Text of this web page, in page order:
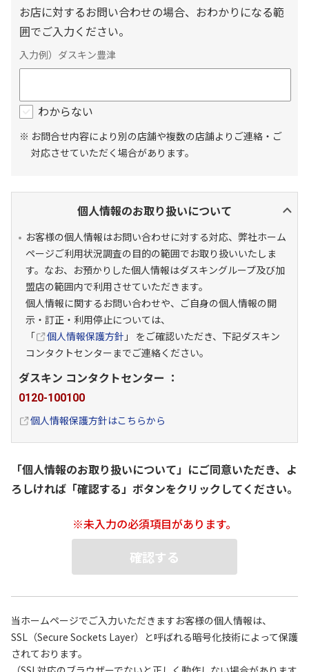
お店に対するお問い合わせの場合、おわかりになる範
囲でご入力ください。
入力例）ダスキン豊津
わからない
※ お問合せ内容により別の店舗や複数の店舗よりご連絡・ご
対応させていただく場合があります。
個人情報のお取り扱いについて
お客様の個人情報はお問い合わせに対する対応、弊社ホーム
ページご利用状況調査の目的の範囲でお取り扱いいたしま
す。なお、お預かりした個人情報はダスキングループ及び加
盟店の範囲内で利用させていただきます。
個人情報に関するお問い合わせや、ご自身の個人情報の開
示・訂正・利用停止については、
「
個人情報保護方針 」 をご確認いただき、下記ダスキン
コンタクトセンターまでご連絡ください。
ダスキン コンタクトセンター ：
0120-100100
個人情報保護方針はこちらから
「個人情報のお取り扱いについて」にご同意いただき、 よ
ろしければ「確認する」ボタンをクリックしてください。
※未入力の必須項目があります。
確認する
当ホームページでご入力いただきますお客様の個人情報は、
SSL（Secure Sockets Layer）と呼ばれる暗号化技術によって保護
されております。